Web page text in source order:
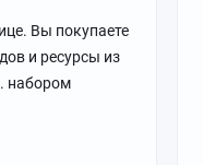
Вы покупаете
и ресурсы из
набором